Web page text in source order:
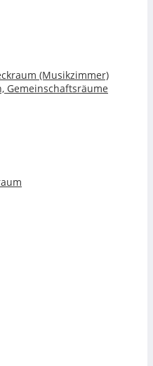
(Musikzimmer)
Gemeinschaftsräume